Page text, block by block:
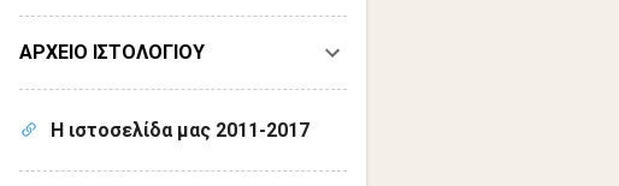
ΑΡΧΕΙΟ ΙΣΤΟΛΟΓΙΟΥ
Η ιστοσελίδα μας 2011-2017